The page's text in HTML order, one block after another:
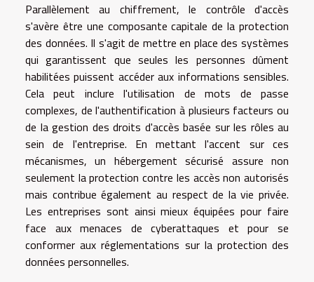
Parallèlement au chiffrement, le contrôle d'accès
s'avère être une composante capitale de la protection
des données. Il s'agit de mettre en place des systèmes
qui garantissent que seules les personnes dûment
habilitées puissent accéder aux informations sensibles.
Cela peut inclure l'utilisation de mots de passe
complexes, de l'authentification à plusieurs facteurs ou
de la gestion des droits d'accès basée sur les rôles au
sein de l'entreprise. En mettant l'accent sur ces
mécanismes, un hébergement sécurisé assure non
seulement la protection contre les accès non autorisés
mais contribue également au respect de la vie privée.
Les entreprises sont ainsi mieux équipées pour faire
face aux menaces de cyberattaques et pour se
conformer aux réglementations sur la protection des
données personnelles.